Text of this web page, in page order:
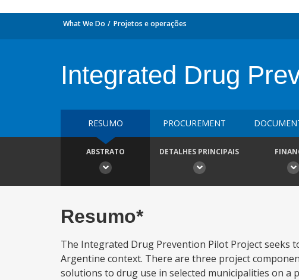
What We Do Projetos e operações
Integrated Drug
RESUMO PROCUREMENT
ABSTRATO DETALHES PRINCIPAIS
Resumo*
The Integrated Drug Prevention Pilot Project
Argentine context. There are three project
solutions to drug use in selected municipalities on a